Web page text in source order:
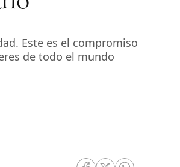
Este es el compromiso
de todo el mundo